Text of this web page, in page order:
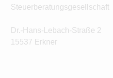
Steuerberatungsgesellschaft
Dr.-Hans-Lebach-Straße 2
15537 Erkner